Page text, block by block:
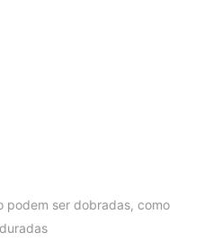
podem ser dobradas, como